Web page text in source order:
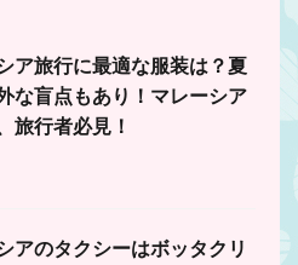
ア旅行に最適な服装は？夏
な盲点もあり！マレーシア
旅行者必見！
アのタクシーはボッタクリ